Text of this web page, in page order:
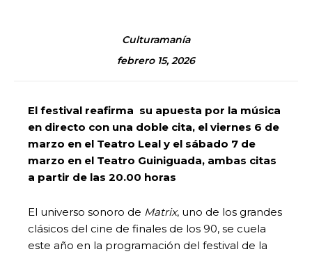
Culturamanía
febrero 15, 2026
El festival reafirma su apuesta por la música
en directo con una doble cita, el viernes 6 de
marzo en el Teatro Leal y el sábado 7 de
marzo en el Teatro Guiniguada, ambas citas
a partir de las 20.00 horas
El universo sonoro de Matrix, uno de los grandes
clásicos del cine de finales de los 90, se cuela
este año en la programación del festival de la